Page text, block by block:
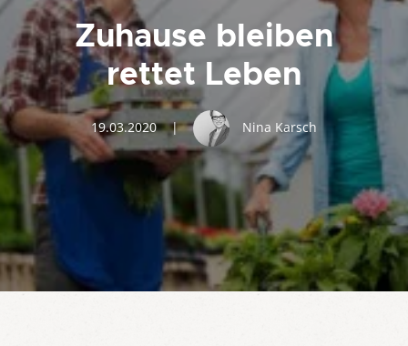
Transparenz
Freude
Erfolg
Miteinander
Wissen
Suche
Zuhause bleiben
rettet Leben
19.03.2020 | Nina Karsch